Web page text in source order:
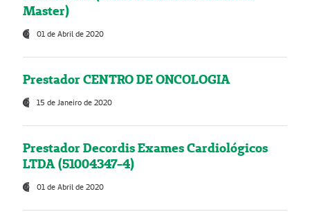
Master)
01 de Abril de 2020
Prestador CENTRO DE ONCOLOGIA
15 de Janeiro de 2020
Prestador Decordis Exames Cardiológicos
LTDA (51004347-4)
01 de Abril de 2020